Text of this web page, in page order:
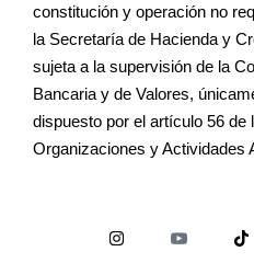
constitución y operación no
la Secretaría de Hacienda y
sujeta a la supervisión de la
Bancaria y de Valores,
dispuesto por el artículo 56 de
Organizaciones y Actividades